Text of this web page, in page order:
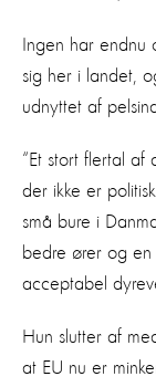
Ingen har endnu
sig her i landet,
udnyttet af
“Et stort flertal af
der ikke er
små bure i
bedre ører og
acceptabel
Hun slutter af
at EU nu er